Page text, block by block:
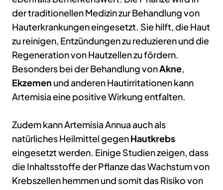
der traditionellen Medizin zur Behandlung von
Hauterkrankungen eingesetzt. Sie hilft, die Haut
zu reinigen, Entzündungen zu reduzieren und die
Regeneration von Hautzellen zu fördern.
Besonders bei der Behandlung vonAkne,
Ekzemen und anderen Hautirritationen kann
Artemisia eine positive Wirkung entfalten.
Zudem kann Artemisia Annua auch als
natürliches Heilmittel gegenHautkrebs
eingesetzt werden. Einige Studien zeigen, dass
die Inhaltsstoffe der Pflanze das Wachstum von
Krebszellen hemmen und somit das Risiko von